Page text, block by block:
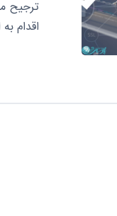
ترجیح
اقدام